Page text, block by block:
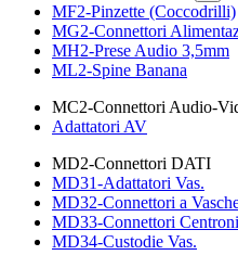
MF2-Pinzette (Coccodrilli)
MG2-Connettori
MH2-Prese Audio 3,5mm
ML2-Spine Banana
MC2-Connettori Audio-
Adattatori AV
MD2-Connettori DATI
MD31-Adattatori Vas.
MD32-Connettori a
MD33-Connettori
MD34-Custodie Vas.